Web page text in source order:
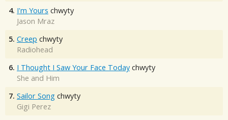
4. I'm Yours chwyty
Jason Mraz
5. Creep chwyty
Radiohead
6. I Thought I Saw Your Face Today chwyty
She and Him
7. Sailor Song chwyty
Gigi Perez